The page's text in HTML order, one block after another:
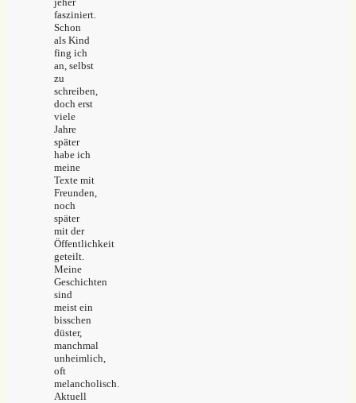
fasziniert.
Schon
als Kind
fing ich
an, selbst
zu
schreiben,
doch erst
viele
Jahre
später
habe ich
meine
Texte mit
Freunden,
noch
später
mit der
Öffentlichkeit
geteilt.
Meine
Geschichten
sind
meist ein
bisschen
düster,
manchmal
unheimlich,
oft
melancholisch.
Aktuell